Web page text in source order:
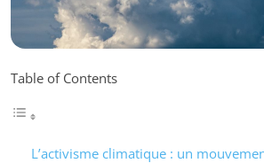
Table of Contents
L’activisme climatique : un